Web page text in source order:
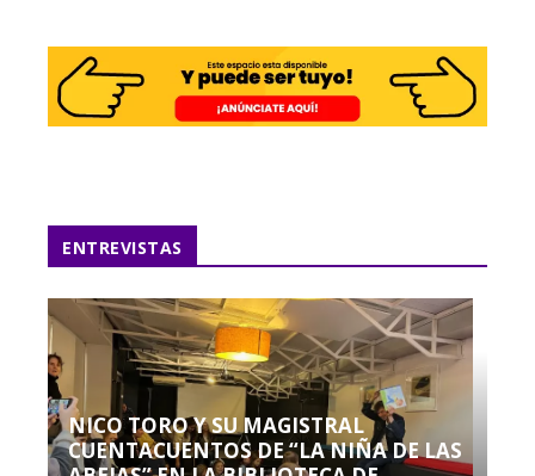
ENTREVISTAS
NICO TORO Y SU MAGISTRAL
CUENTACUENTOS DE “LA NIÑA DE LAS